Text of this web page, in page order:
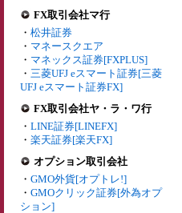
FX取引会社マ行
・ 松井証券
・ マネースクエア
・ マネックス証券[FXPLUS]
・ 三菱UFJ eスマート証券[三菱
UFJ eスマート証券FX]
FX取引会社ヤ・ラ・ワ行
・ LINE証券[LINEFX]
・ 楽天証券[楽天FX]
オプション取引会社
・ GMO外貨[オプトレ!]
・ GMOクリック証券[外為オプ
ション]